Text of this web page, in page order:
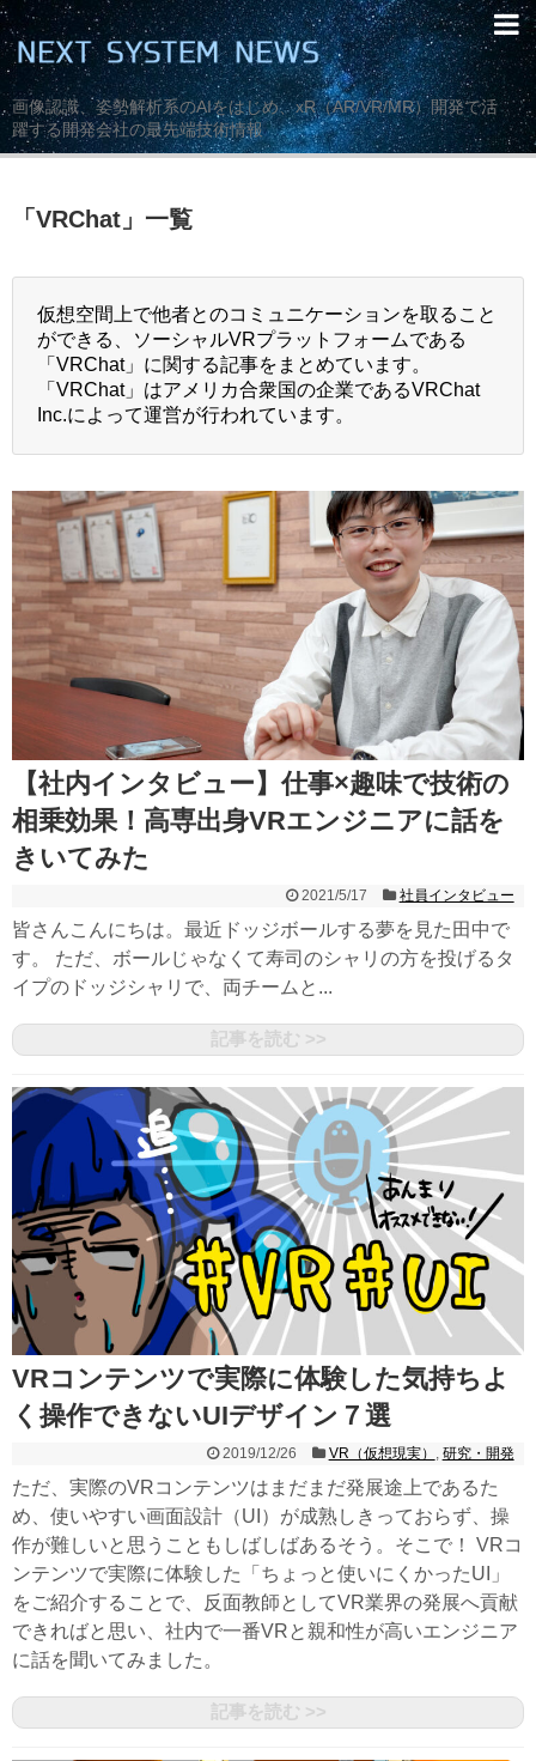
画像認識、姿勢解析系のAIをはじめ、xR（AR/VR/MR）開発で活
躍する開発会社の最先端技術情報
「 VRChat 」 一覧
仮想空間上で他者とのコミュニケーションを取ること
ができる、ソーシャルVRプラットフォームである
「VRChat」に関する記事をまとめています。
「VRChat」はアメリカ合衆国の企業であるVRChat
Inc.によって運営が行われています。
【社内インタビュー】仕事×趣味で技術の
相乗効果！高専出身VRエンジニアに話を
きいてみた
2021/5/17 社員インタビュー
皆さんこんにちは。最近ドッジボールする夢を見た田中で
す。 ただ、ボールじゃなくて寿司のシャリの方を投げるタ
イプのドッジシャリで、両チームと...
記事を読む >>
VRコンテンツで実際に体験した気持ちよ
く操作できないUIデザイン７選
2019/12/26 VR（仮想現実） , 研究・開発
ただ、実際のVRコンテンツはまだまだ発展途上であるた
め、使いやすい画面設計（UI）が成熟しきっておらず、操
作が難しいと思うこともしばしばあるそう。そこで！ VRコ
ンテンツで実際に体験した「ちょっと使いにくかったUI」
をご紹介することで、反面教師としてVR業界の発展へ貢献
できればと思い、社内で一番VRと親和性が高いエンジニア
に話を聞いてみました。
記事を読む >>